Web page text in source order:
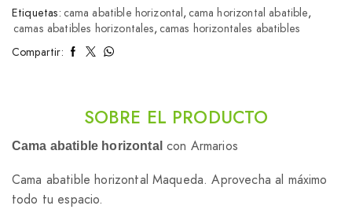
Etiquetas: cama abatible horizontal, cama horizontal abatible,
camas abatibles horizontales, camas horizontales abatibles
Compartir:
SOBRE EL PRODUCTO
Cama abatible horizontal con Armarios
Cama abatible horizontal Maqueda. Aprovecha al máximo
todo tu espacio.